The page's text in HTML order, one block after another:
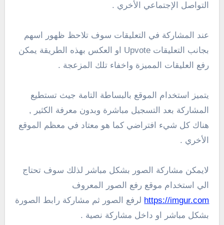
التواصل الإجتماعي الأخري .
عند المشاركة في التعليقات سوف تلاحظ ظهور اسهم
بجانب التعليقات Upvote او العكس بهذه الطريقة يمكن
رفع العليقات المميزة واخفاء تلك المزعجة .
يتميز استخدام الموقع بالبساطة التامة جيث تستطيع
المشاركة بعد التسجيل مباشرة وبدون معرفة الكثير ,
هناك كل شيء افتراضي كما هو معتاد في معظم الموقع
الأخري .
لايمكن مشاركة الصور بشكل مباشر لذلك سوف تحتاج
الي استخدام موقع رفع الصور المعروف
https://imgur.com لرفع الصور ثم مشاركة رابط الصورة
بشكل مباشر او داخل مشاركة نصية .